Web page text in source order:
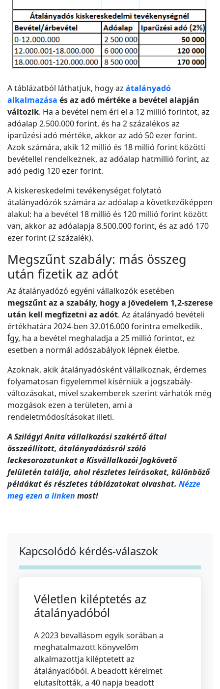
A táblázatból láthatjuk, hogy az átalányadó
alkalmazása és az adó mértéke a bevétel alapján
változik. Ha a bevétel nem éri el a 12 millió forintot, az
adóalap 2.500.000 forint, és ha 2 százalékos az
iparűzési adó mértéke, akkor az adó 50 ezer forint.
Azok számára, akik 12 millió és 18 millió forint közötti
bevétellel rendelkeznek, az adóalap hatmillió forint, az
adó pedig 120 ezer forint.
A kiskereskedelmi tevékenységet folytató
átalányadózók számára az adóalap a következőképpen
alakul: ha a bevétel 18 millió és 120 millió forint között
van, akkor az adóalapja 8.500.000 forint, és az adó 170
ezer forint (2 százalék).
Megszűnt szabály: más összeg
után fizetik az adót
Az átalányadózó egyéni vállalkozók esetében
megszűnt az a szabály, hogy a jövedelem 1,2-szerese
után kell megfizetni az adót. Az átalányadó bevételi
értékhatára 2024-ben 32.016.000 forintra emelkedik.
Így, ha a bevétel meghaladja a 25 millió forintot, ez
esetben a normál adószabályok lépnek életbe.
Azoknak, akik átalányadósként vállalkoznak, érdemes
folyamatosan figyelemmel kísérniük a jogszabály-
változásokat, mivel szakemberek szerint várhatók még
mozgások ezen a területen, ami a
rendeletmódosításokat illeti.
A Szilágyi Anita vállalkozási szakértő által
összeállított, átalányadózásról szóló
leckesorozatunkat a Kisvállalkozói Jogkövető
felületén találja, ahol részletes leírásokat, különböző
példákat és részletes táblázatokat olvashat. Nézze
meg ezen a linken most!
Kapcsolódó kérdés-válaszok
Véletlen kiléptetés az
átalányadóból
A 2023 bevallásom egyik sorában a
meghatalmazott könyvelőm
alkalmazottja kiléptetett az
átalányadóból. A beadott kérelmet
elutasították, a 40 napja beadott